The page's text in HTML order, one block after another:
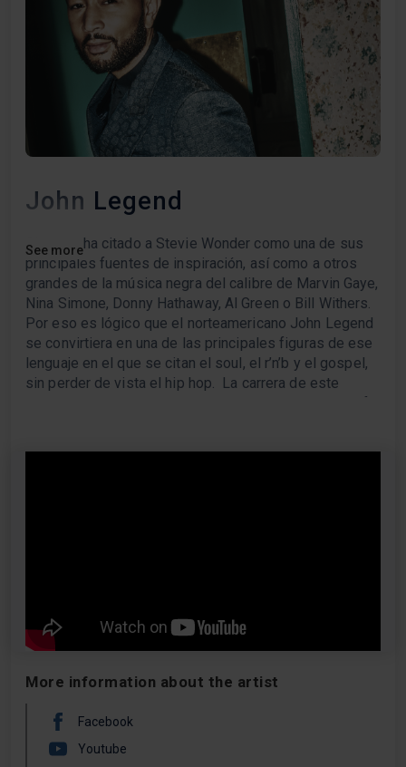
John Legend
Siempre ha citado a Stevie Wonder como una de sus
principales fuentes de inspiración, así como a otros
grandes de la música negra del calibre de Marvin Gaye,
Nina Simone, Donny Hathaway, Al Green o Bill Withers.
Por eso es lógico que el norteamericano John Legend
se convirtiera en una de las principales figuras de ese
lenguaje en el que se citan el soul, el r’n’b y el gospel,
sin perder de vista el hip hop. La carrera de este
See more
More information about the artist
Facebook
Youtube